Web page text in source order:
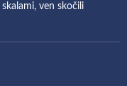
ven skočili